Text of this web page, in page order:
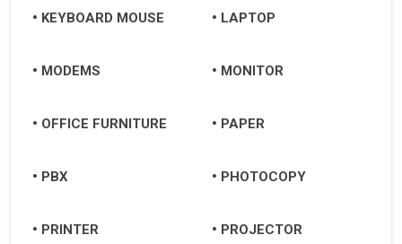
Nha Trang
Pleiku
Đà Nẵng
KEYBOARD MOUSE LAPTOP
MODEMS MONITOR
OFFICE FURNITURE PAPER
PBX PHOTOCOPY
PRINTER PROJECTOR